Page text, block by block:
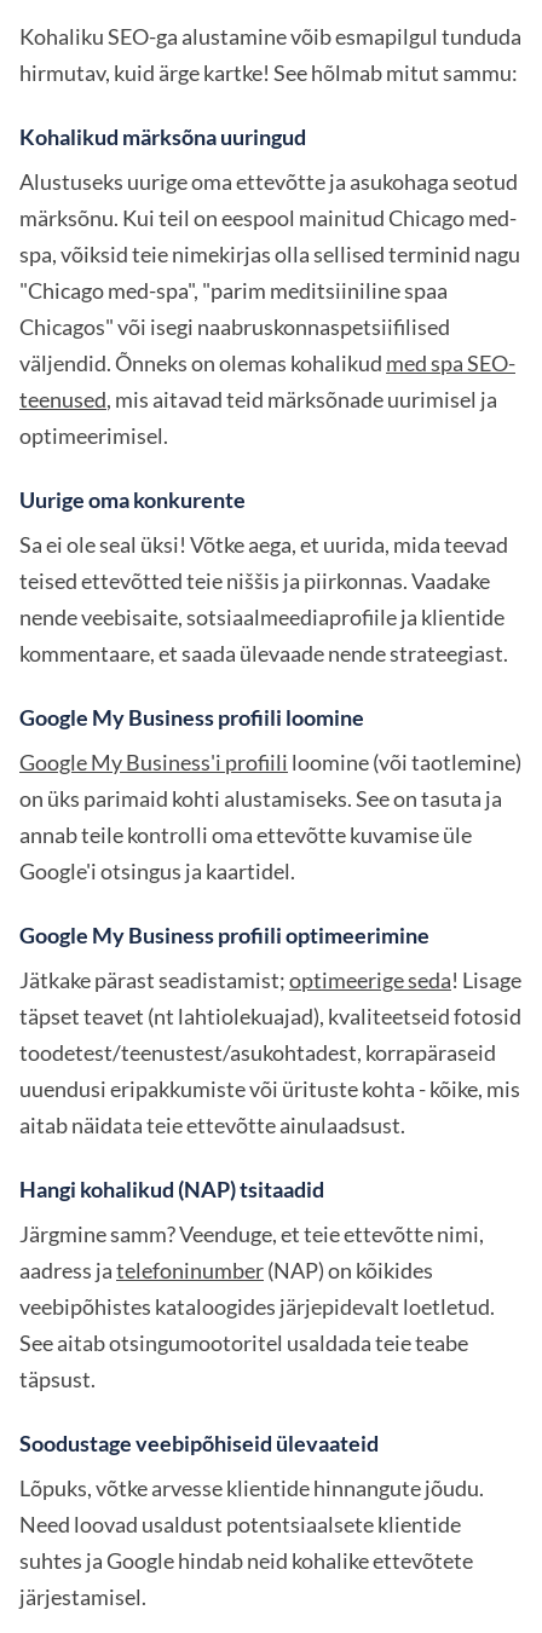
Kohaliku SEO-ga alustamine võib esmapilgul tunduda
hirmutav, kuid ärge kartke! See hõlmab mitut sammu:
Kohalikud märksõna uuringud
Alustuseks uurige oma ettevõtte ja asukohaga seotud
märksõnu. Kui teil on eespool mainitud Chicago med-
spa, võiksid teie nimekirjas olla sellised terminid nagu
"Chicago med-spa", "parim meditsiiniline spaa
Chicagos" või isegi naabruskonnaspetsiifilised
väljendid. Õnneks on olemas kohalikud med spa SEO-
teenused, mis aitavad teid märksõnade uurimisel ja
optimeerimisel.
Uurige oma konkurente
Sa ei ole seal üksi! Võtke aega, et uurida, mida teevad
teised ettevõtted teie niššis ja piirkonnas. Vaadake
nende veebisaite, sotsiaalmeediaprofiile ja klientide
kommentaare, et saada ülevaade nende strateegiast.
Google My Business profiili loomine
Google My Business'i profiili loomine (või taotlemine)
on üks parimaid kohti alustamiseks. See on tasuta ja
annab teile kontrolli oma ettevõtte kuvamise üle
Google'i otsingus ja kaartidel.
Google My Business profiili optimeerimine
Jätkake pärast seadistamist;optimeerige seda! Lisage
täpset teavet (nt lahtiolekuajad), kvaliteetseid fotosid
toodetest/teenustest/asukohtadest, korrapäraseid
uuendusi eripakkumiste või ürituste kohta - kõike, mis
aitab näidata teie ettevõtte ainulaadsust.
Hangi kohalikud (NAP) tsitaadid
Järgmine samm? Veenduge, et teie ettevõtte nimi,
aadress jatelefoninumber(NAP) on kõikides
veebipõhistes kataloogides järjepidevalt loetletud.
See aitab otsingumootoritel usaldada teie teabe
täpsust.
Soodustage veebipõhiseid ülevaateid
Lõpuks, võtke arvesse klientide hinnangute jõudu.
Need loovad usaldust potentsiaalsete klientide
suhtes ja Google hindab neid kohalike ettevõtete
järjestamisel.